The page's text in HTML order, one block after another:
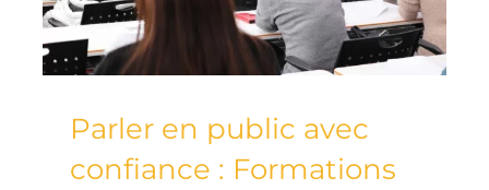
Parler en public avec
confiance : Formations